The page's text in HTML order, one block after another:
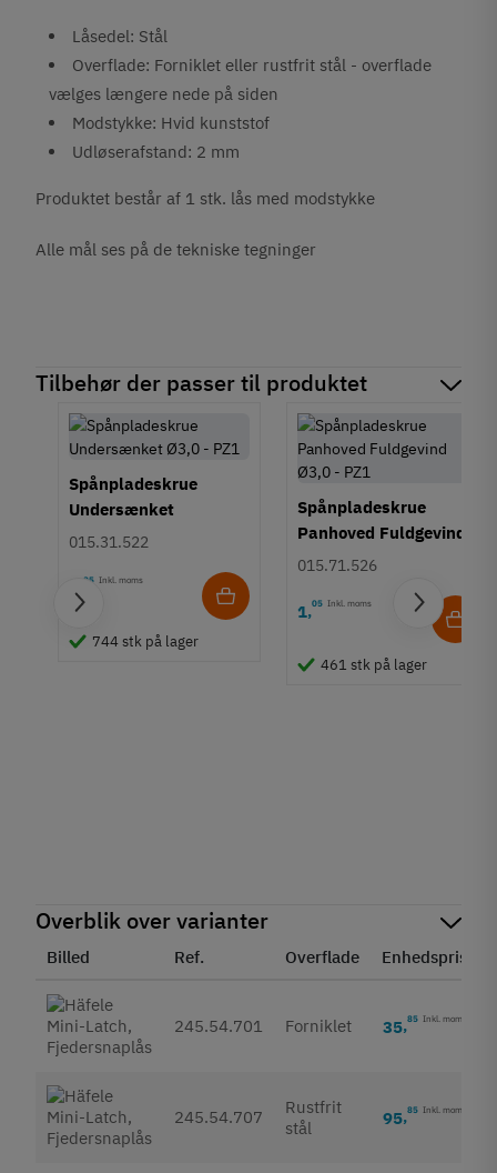
Låsedel: Stål
Overflade: Forniklet eller rustfrit stål - overflade
vælges længere nede på siden
Modstykke: Hvid kunststof
Udløserafstand: 2 mm
Produktet består af 1 stk. lås med modstykke
Alle mål ses på de tekniske tegninger
Tilbehør der passer til produktet
Spånpladeskrue
Undersænket
Fuldgevind Ø3,0 - PZ1
015.31.522
0 95 Inkl. moms
744 stk på lager
Spånpladeskrue
Panhoved Fuldgevind
Ø3,0 - PZ1
015.71.526
1,05 Inkl. moms
461 stk på lager
Overblik over varianter
Billed Ref. Overflade Enhedspris
245.54.701 Forniklet 35,85 Inkl. moms
245.54.707
Rustfrit
stål
95,85 Inkl. moms